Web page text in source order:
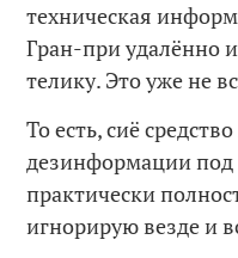
техническая
Гран-при удалённо
телику. Это уже не
То есть, сиё
дезинформации под
практически
игнорирую везде и